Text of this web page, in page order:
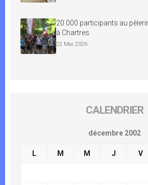
20 000 participants au
à Chartres
22 Mai 2026
CALENDRIER
décembre 2002
L M M J V